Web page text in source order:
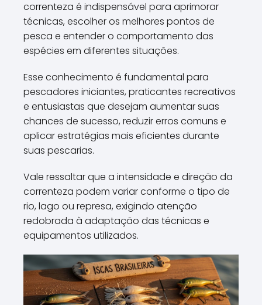
correnteza é indispensável para aprimorar
técnicas, escolher os melhores pontos de
pesca e entender o comportamento das
espécies em diferentes situações.
Esse conhecimento é fundamental para
pescadores iniciantes, praticantes recreativos
e entusiastas que desejam aumentar suas
chances de sucesso, reduzir erros comuns e
aplicar estratégias mais eficientes durante
suas pescarias.
Vale ressaltar que a intensidade e direção da
correnteza podem variar conforme o tipo de
rio, lago ou represa, exigindo atenção
redobrada à adaptação das técnicas e
equipamentos utilizados.